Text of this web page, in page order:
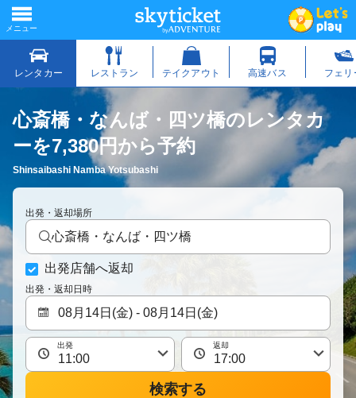
心斎橋・なんば・四ツ橋のレンタカ
ーを7,380円から予約
Shinsaibashi Namba Yotsubashi
出発・返却場所
心斎橋・なんば・四ツ橋
出発店舗へ返却
出発・返却日時
出発 返却
検索する